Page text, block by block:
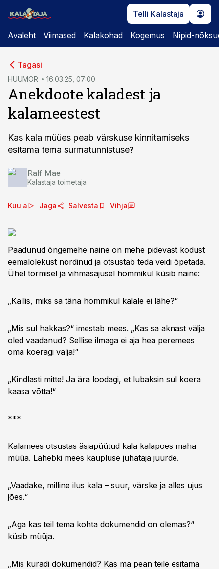
Telli Kalastaja
Avaleht Viimased Kalakohad Kogemus Nipid-
Tagasi
HUUMOR 16.03.25, 07:00
Anekdoote kaladest ja
kalameestest
Kas kala müües peab värskuse kinnitamiseks
esitama tema surmatunnistuse?
Ralf Mae
Kalastaja toimetaja
Kuula Jaga Salvesta Vihja
Paadunud õngemehe naine on mehe pidevast kodust
eemalolekust nördinud ja otsustab teda veidi õpetada.
Ühel tormisel ja vihmasajusel hommikul küsib naine:
„Kallis, miks sa täna hommikul kalale ei lähe?“
„Mis sul hakkas?“ imestab mees. „Kas sa aknast välja
oled vaadanud? Sellise ilmaga ei aja hea peremees
oma koeragi välja!“
„Kindlasti mitte! Ja ära loodagi, et lubaksin sul koera
kaasa võtta!“
***
Kalamees otsustas äsjapüütud kala kalapoes maha
müüa. Lähebki mees kaupluse juhataja juurde.
„Vaadake, milline ilus kala – suur, värske ja alles ujus
jões.“
„Aga kas teil tema kohta dokumendid on olemas?“
küsib müüja.
„Mis kuradi dokumendid? Kas ma pean teile esitama